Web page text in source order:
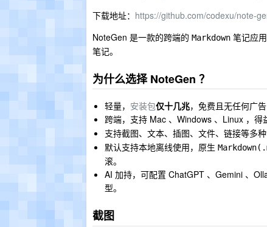
下载地址： https://github.com/codexu/note-
NoteGen 是一款的跨端的 Markdown 笔记应
笔记。
为什么选择 NoteGen ？
轻量， 安装包仅十几兆，免费且无任何广
跨端，支持 Mac 、Windows 、Linux ，得
支持截图、 文本、 插图、 文件、 链接等多
默认支持本地离线使用，原生
滚。
AI 加持，可配置 ChatGPT 、Gemini 、
型。
截图